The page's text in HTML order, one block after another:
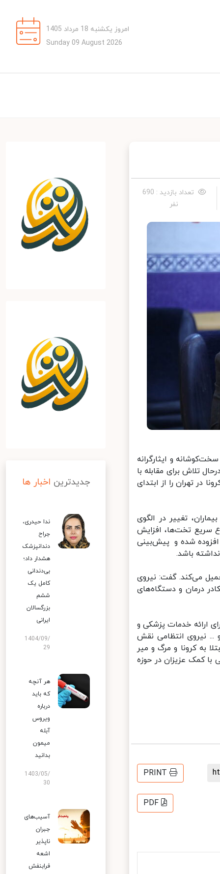
امروز یکشنبه 18 مرداد 1405
Sunday 09 August 2026
تعداد بازدید : 690
نفر
و ایثارگرانه
تلاش برای مقابله با
در تهران را از ابتدای
تغییر در الگوی
سریع تخت‌ها، افزایش
شده و پیش‌بینی
می‌کند. گفت: نیروی
درمان و دستگاه‌های
ارائه خدمات پزشکی و
نیروی انتظامی نقش
به کرونا و مرگ و میر
کمک عزیزان در حوزه
PRINT
PDF
جدیدترین اخبار ها
ندا حیدری،
جراح
دندانپزشک
هشدار داد؛
بی‌دندانی
کامل یک
ششم
بزرگسالان
ایرانی
1404/09/
29
هر آنچه
که باید
درباره
ویروس
آبله
میمون
بدانید
1403/05/
30
آسیب‌های
جبران
ناپذیر
اشعه
فرابنفش